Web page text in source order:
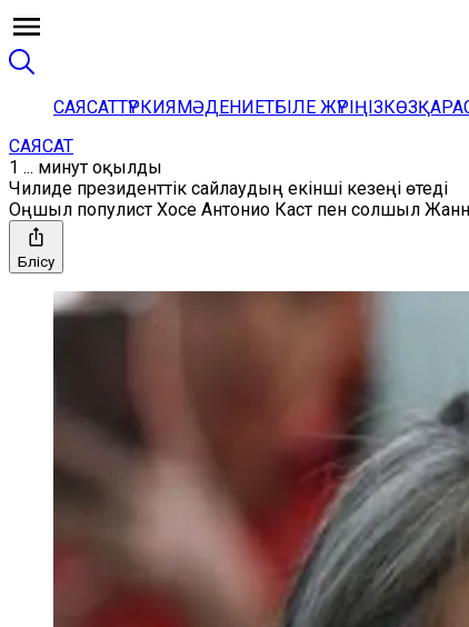
САЯСАТТҮРКИЯМӘДЕНИЕТБІЛЕ ЖҮРІҢІЗ
САЯСАТ
1 ... минут оқылды
Чилиде президенттік сайлаудың екінші кезеңі өтеді
Оңшыл популист Хосе Антонио Каст пен солшыл
Бөлісу